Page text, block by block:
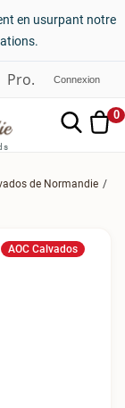
en usurpant notre
Connexion
0
de Normandie
AOC Calvados